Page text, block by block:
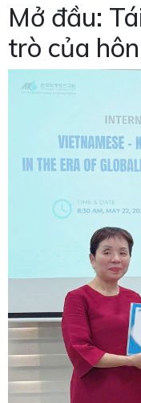
Mở đầu:
trò của